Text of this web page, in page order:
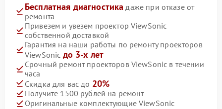
Бесплатная диагностика даже при отказе от
ремонта
Привезем и увезем проектор ViewSonic
собственной доставкой
Гарантия на наши работы по ремонту проекторов
ViewSonic до 3-х лет
Срочный ремонт проекторов ViewSonic в течении
часа
Скидка для вас до 20%
Получите 1500 рублей на ремонт
Оригинальные комплектующие ViewSonic